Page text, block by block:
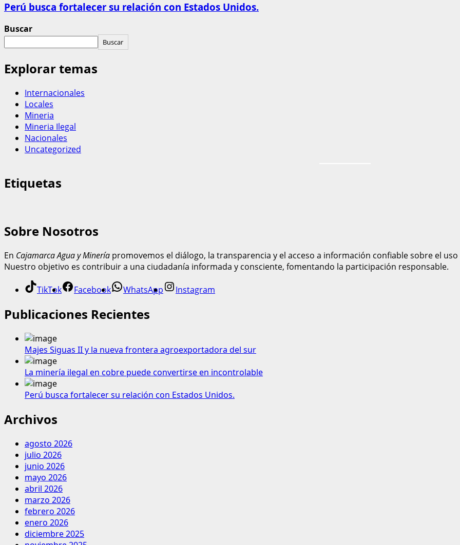
Perú busca fortalecer su relación con Estados Unidos.
Buscar
Buscar
Explorar temas
Internacionales
Locales
Mineria
Mineria Ilegal
Nacionales
Uncategorized
Etiquetas
Sobre Nosotros
En Cajamarca Agua y Minería promovemos el diálogo, la transparencia y el acceso a información confiable sobre el
Nuestro objetivo es contribuir a una ciudadanía informada y consciente, fomentando la participación responsable.
TikTok Facebook WhatsApp Instagram
Publicaciones Recientes
Majes Siguas II y la nueva frontera agroexportadora del sur
La minería ilegal en cobre puede convertirse en incontrolable
Perú busca fortalecer su relación con Estados Unidos.
Archivos
agosto 2026
julio 2026
junio 2026
mayo 2026
abril 2026
marzo 2026
febrero 2026
enero 2026
diciembre 2025